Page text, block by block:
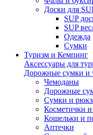
Доски для
SUP
SUP
Одежда
Сумки
Туризм и Кемпинг
Аксессуары для
Дорожные сумки и
Чемоданы
Дорожные
Сумки и
Косметички и
Кошельки и
Аптечки